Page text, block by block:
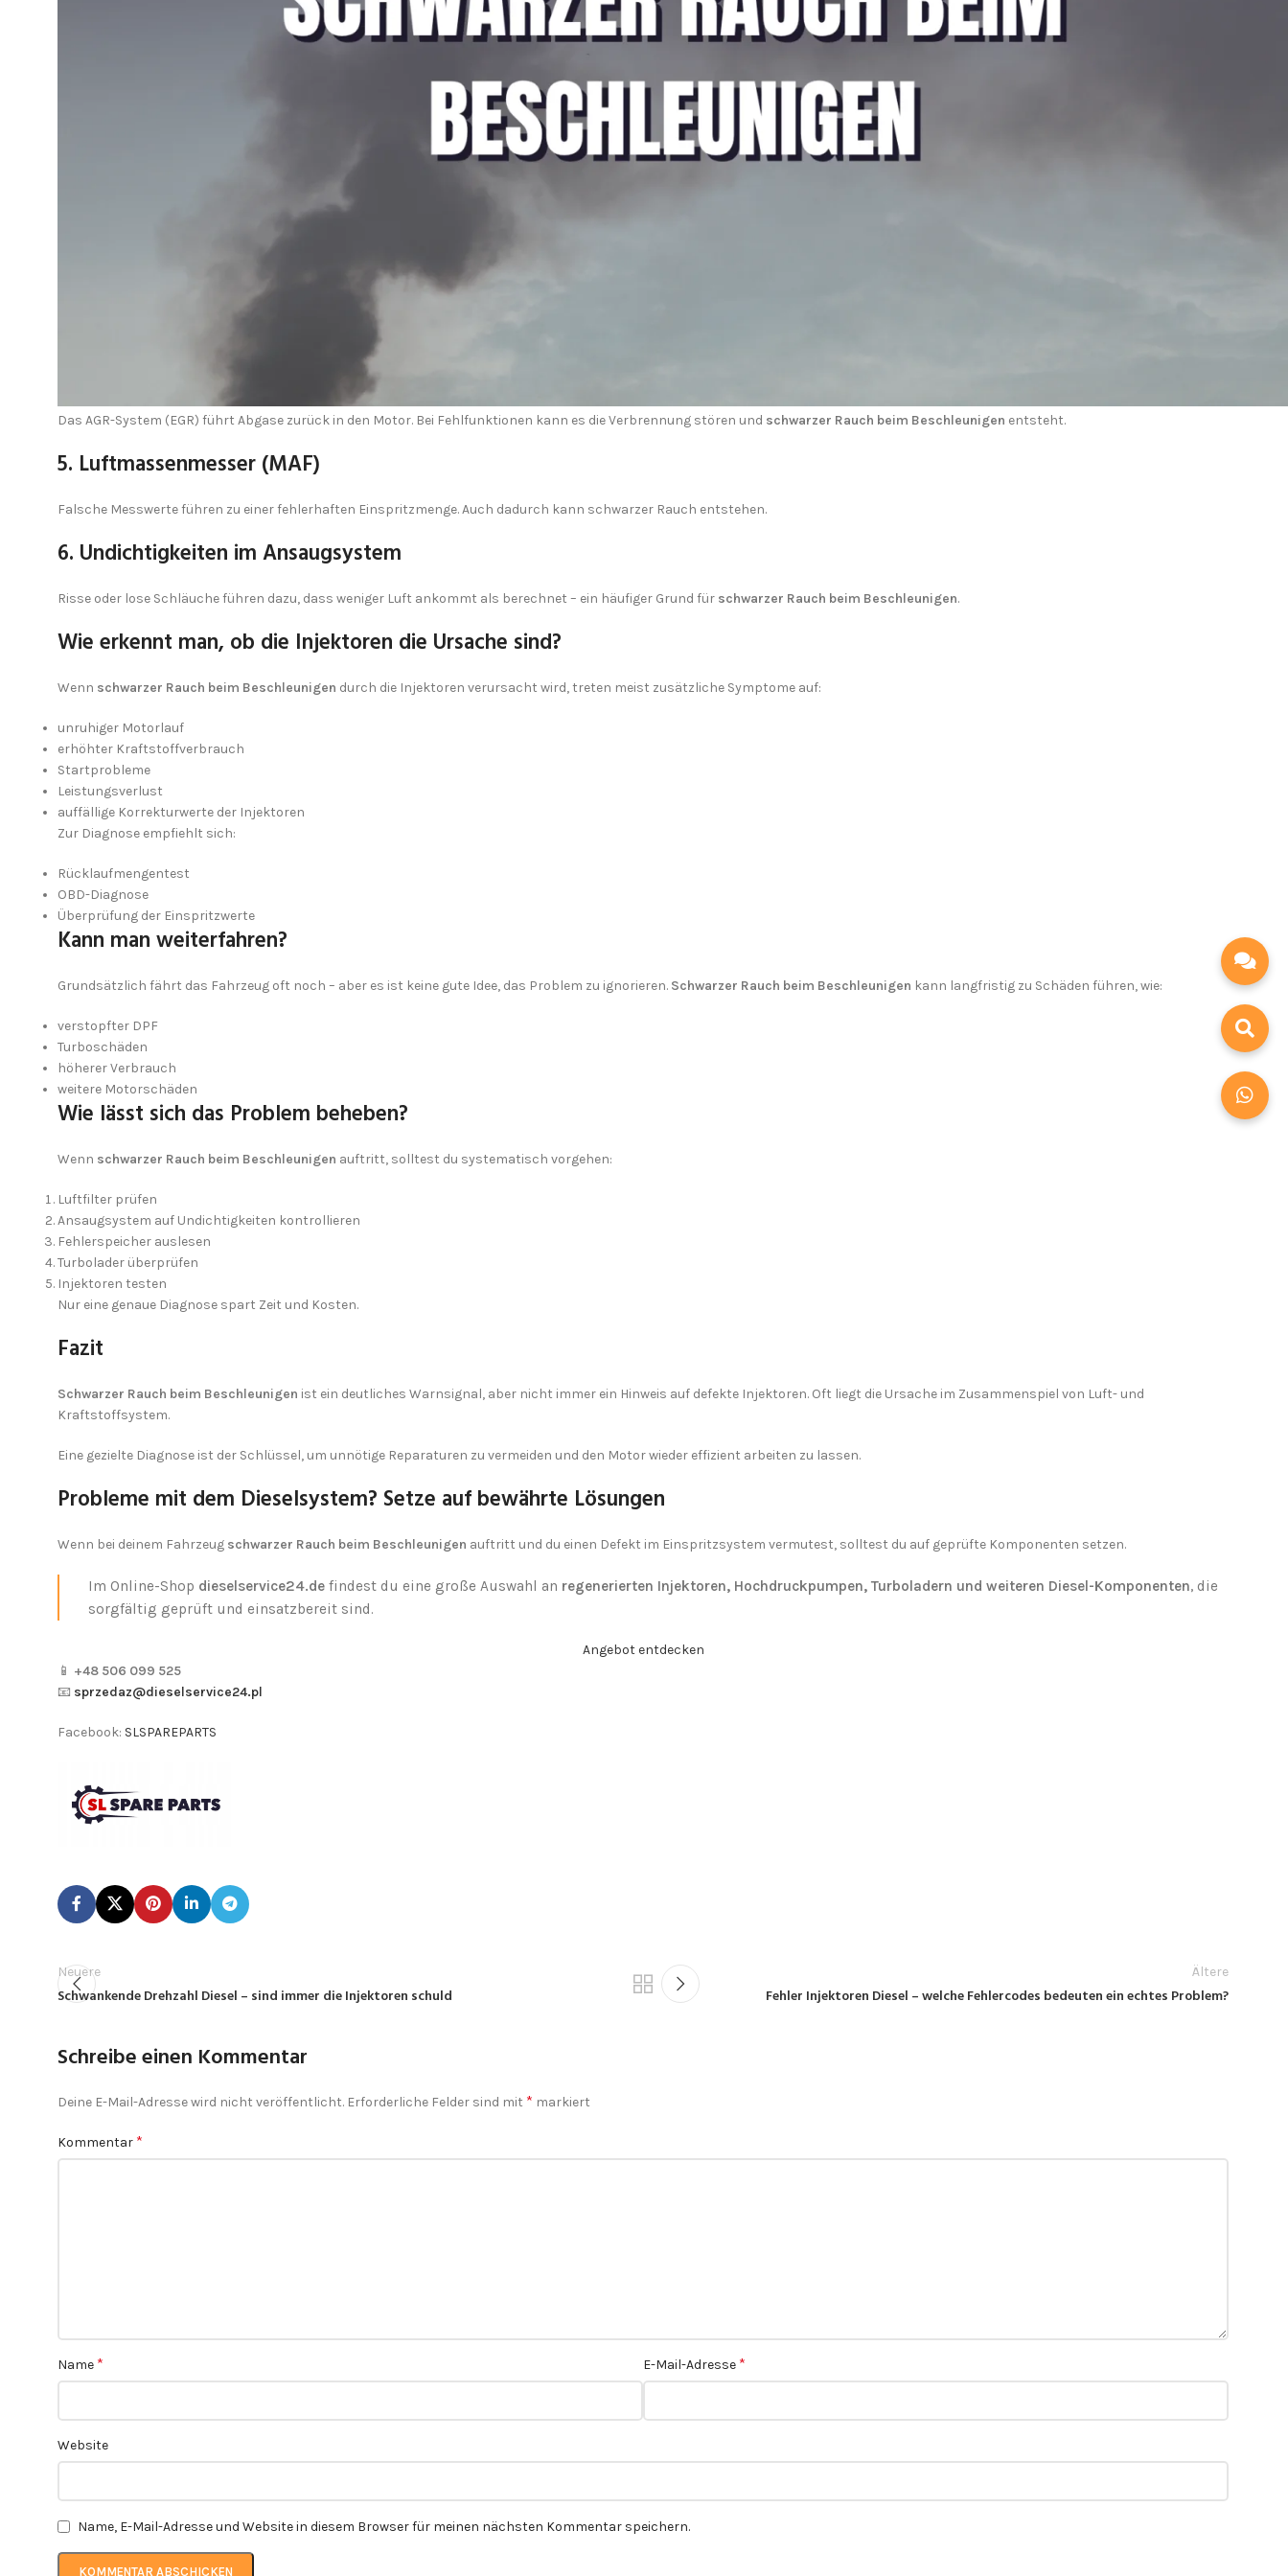
Neben dem Kraftstoffsystem spielen auch Luftzufuhr und Turbolader eine entscheidende Rolle für die Verbrennung.
Wenn Injektoren zu viel Kraftstoff einspritzen oder das Sprühbild schlecht ist, entsteht häufigschwarzer Rauch beim Beschleunigen, besonders unter Last.
2. Probleme mit dem Turbolader
Ein Turbolader sorgt für ausreichend Luft im Motor. Liefert er zu wenig Druck, wird das Gemisch zu fett – und
3. Verstopfter Luftfilter
4. Defektes oder verschmutztes EGR-Ventil
Das AGR-System (EGR) führt Abgase zurück in den Motor. Bei Fehlfunktionen kann es die Verbrennung stören und schwarzer Rauch beim Beschleunigen entsteht.
5. Luftmassenmesser (MAF)
Falsche Messwerte führen zu einer fehlerhaften Einspritzmenge. Auch dadurch kann schwarzer Rauch entstehen.
6. Undichtigkeiten im Ansaugsystem
Risse oder lose Schläuche führen dazu, dass weniger Luft ankommt als berechnet – ein häufiger Grund für schwarzer Rauch beim Beschleunigen.
Wie erkennt man, ob die Injektoren die Ursache sind?
Wenn schwarzer Rauch beim Beschleunigen durch die Injektoren verursacht wird, treten meist zusätzliche Symptome auf:
unruhiger Motorlauf
erhöhter Kraftstoffverbrauch
Startprobleme
Leistungsverlust
auffällige Korrekturwerte der Injektoren
Zur Diagnose empfiehlt sich:
Rücklaufmengentest
OBD-Diagnose
Überprüfung der Einspritzwerte
Kann man weiterfahren?
Grundsätzlich fährt das Fahrzeug oft noch – aber es ist keine gute Idee, das Problem zu ignorieren. Schwarzer Rauch beim Beschleunigen kann langfristig zu Schäden führen, wie:
verstopfter DPF
Turboschäden
höherer Verbrauch
weitere Motorschäden
Wie lässt sich das Problem beheben?
Wenn schwarzer Rauch beim Beschleunigen auftritt, solltest du systematisch vorgehen:
Luftfilter prüfen
Ansaugsystem auf Undichtigkeiten kontrollieren
Fehlerspeicher auslesen
Turbolader überprüfen
Injektoren testen
Nur eine genaue Diagnose spart Zeit und Kosten.
Fazit
Schwarzer Rauch beim Beschleunigen ist ein deutliches Warnsignal, aber nicht immer ein Hinweis auf defekte Injektoren. Oft liegt die Ursache im Zusammenspiel von Luft- und
Kraftstoffsystem.
Eine gezielte Diagnose ist der Schlüssel, um unnötige Reparaturen zu vermeiden und den Motor wieder effizient arbeiten zu lassen.
Probleme mit dem Dieselsystem? Setze auf bewährte Lösungen
Wenn bei deinem Fahrzeug schwarzer Rauch beim Beschleunigen auftritt und du einen Defekt im Einspritzsystem vermutest, solltest du auf geprüfte Komponenten setzen.
Im Online-Shop dieselservice24.de findest du eine große Auswahl an regenerierten Injektoren, Hochdruckpumpen, Turboladern und weiteren Diesel-Komponenten, die
sorgfältig geprüft und einsatzbereit sind.
Angebot entdecken
📱 +48 506 099 525
📧 sprzedaz@dieselservice24.pl
Facebook: SLSPAREPARTS
Neuere
Schwankende Drehzahl Diesel – sind immer die Injektoren schuld
Ältere
Fehler Injektoren Diesel – welche Fehlercodes bedeuten ein echtes Problem?
Schreibe einen Kommentar
Deine E-Mail-Adresse wird nicht veröffentlicht. Erforderliche Felder sind mit * markiert
Kommentar *
Name * E-Mail-Adresse *
Website
Name, E-Mail-Adresse und Website in diesem Browser für meinen nächsten Kommentar speichern.